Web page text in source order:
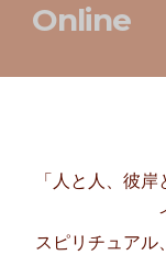
Online
「人と人、彼
スピリチュアル